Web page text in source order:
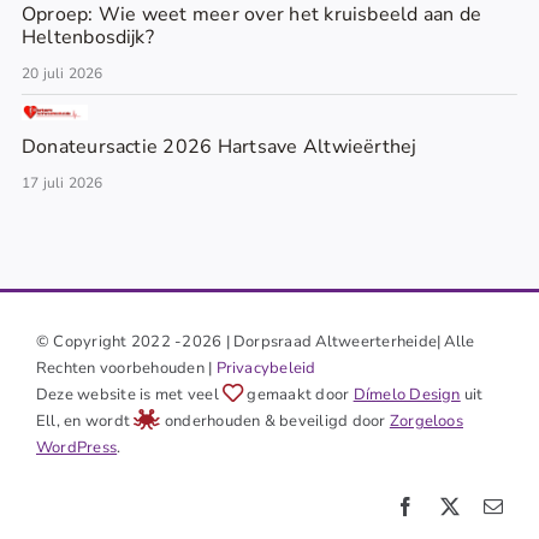
Oproep: Wie weet meer over het kruisbeeld aan de
Heltenbosdijk?
20 juli 2026
Donateursactie 2026 Hartsave Altwieërthej
17 juli 2026
© Copyright 2022 -2026 | Dorpsraad Altweerterheide| Alle
Rechten voorbehouden | Privacybeleid
Deze website is met veel
gemaakt door Dímelo Design uit
Ell, en wordt
onderhouden & beveiligd door Zorgeloos
WordPress.